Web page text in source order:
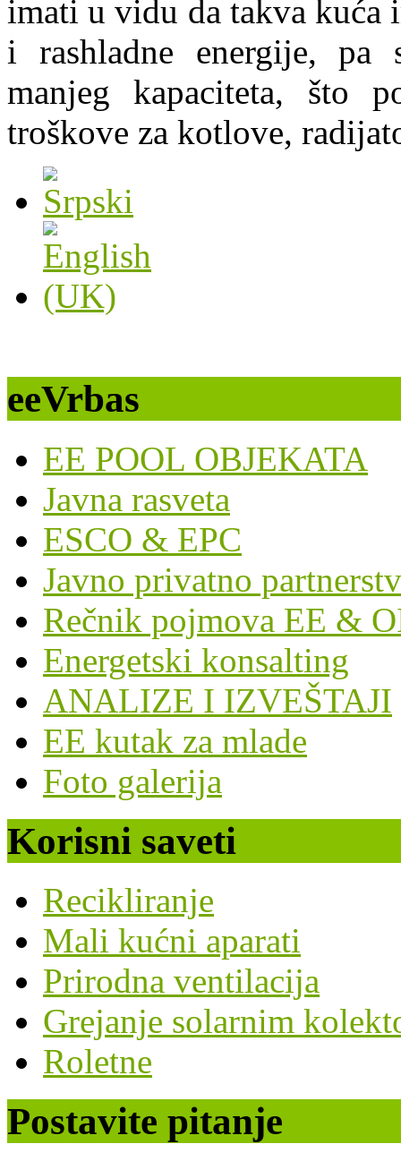
imati u vidu da takva kuća
i rashladne energije,
manjeg kapaciteta, što
troškove za kotlove,
eeVrbas
EE POOL OBJEKATA
Javna rasveta
ESCO & EPC
Javno privatno
Rečnik pojmova EE &
Energetski konsalting
ANALIZE I IZVEŠTAJI
EE kutak za mlade
Foto galerija
Korisni saveti
Recikliranje
Mali kućni aparati
Prirodna ventilacija
Grejanje solarnim
Roletne
Postavite pitanje